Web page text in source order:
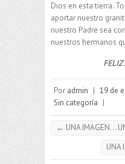
Dios en esta tierra.
aportar nuestro
nuestro Padre sea
nuestros hermanos
FELIZ
Por admin | 19 de
Sin categoría |
← UNA IMAGEN…
UNA